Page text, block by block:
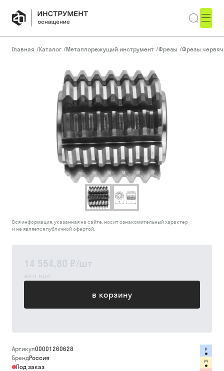
Главная /Каталог /Металлорежущий инструмент /Фрезы /Фрезы
14 554,80 ₽/шт
вкл ндс
в корзину
Вся информация, указанная на сайте, носит ознакомительный характер
и не является публичной офертой.
Артикул00001260628
БрендРоссия
Под заказ